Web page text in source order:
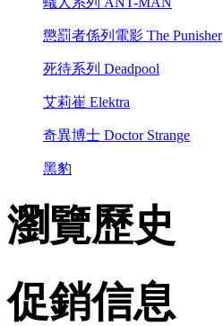
懲罰者係列電影 The Punisher
死待系列 Deadpool
艾莉崔 Elektra
奇異博士 Doctor Strange
黑豹
瀏覽歷史
促銷信息